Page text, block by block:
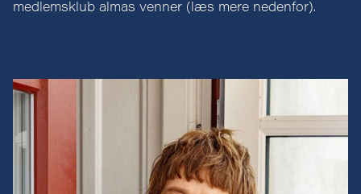
medlemsklub almas venner (læs mere nedenfor).